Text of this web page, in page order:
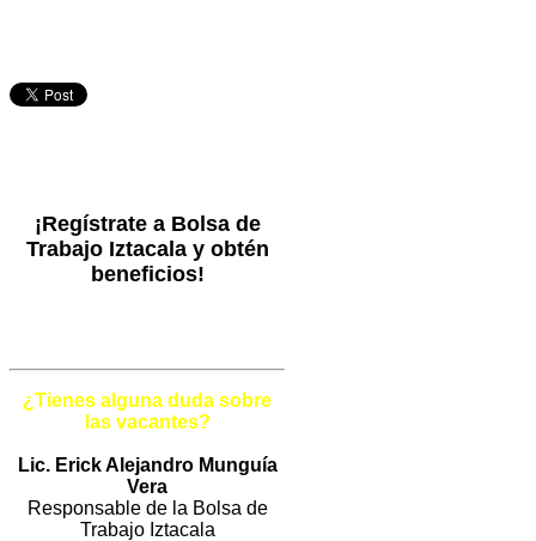
¡Regístrate a Bolsa de
Trabajo Iztacala y obtén
beneficios!
¿Tienes alguna duda sobre
las vacantes?
Lic. Erick Alejandro Munguía
Vera
Responsable de la Bolsa de
Trabajo Iztacala